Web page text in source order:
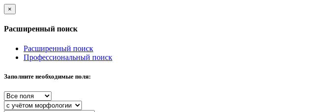
×
Расширенный поиск
Расширенный поиск
Профессиональный поиск
Заполните необходимые поля: